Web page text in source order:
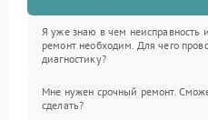
Я уже знаю в чем неисправность
ремонт необходим. Для чего
диагностику?
Мне нужен срочный ремонт.
сделать?